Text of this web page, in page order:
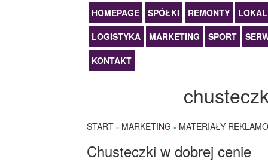
HOMEPAGE SPÓŁKI REMONTY
LOGISTYKA
MARKETING SPORT
KONTAKT
START » MARKETING » MATERIAŁY
Chusteczki w dobrej cenie